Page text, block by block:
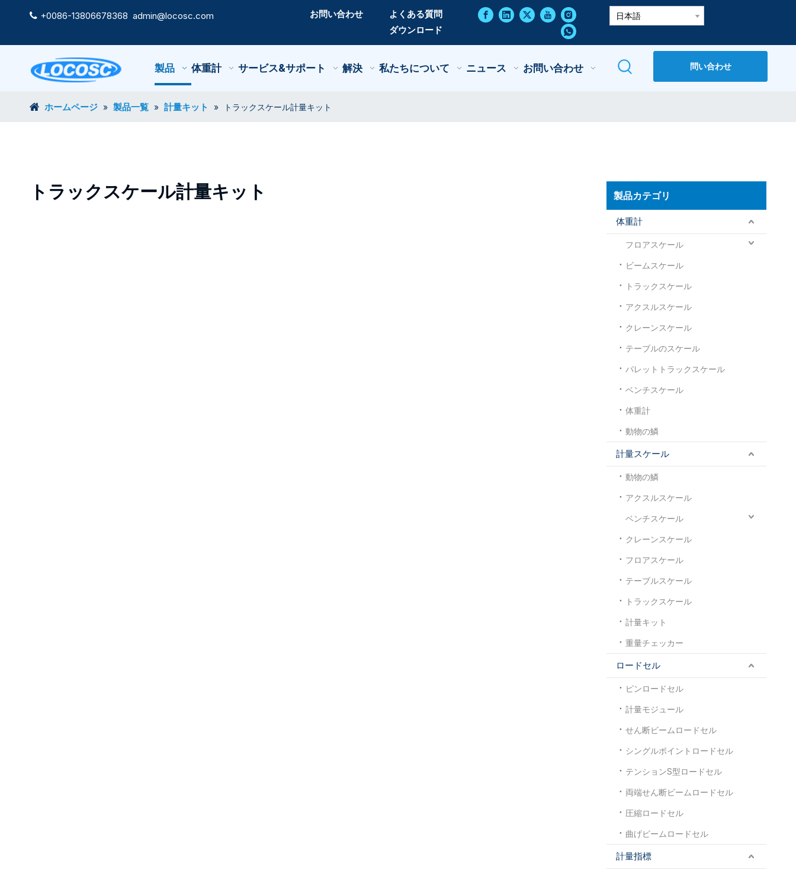
 +0086-13806678368 admin@locosc.com お問い合わせ
よくある質問
ダウンロード
日本語
製品 体重計 サービス&サポート 解決 私たちについて ニュース お問い合わせ 問い合わせ
ホームページ » 製品一覧 » 計量キット » トラックスケール計量キット
トラックスケール計量キット 製品カテゴリ
体重計
フロアスケール
ビームスケール
トラックスケール
アクスルスケール
クレーンスケール
テーブルのスケール
パレットトラックスケール
ベンチスケール
体重計
動物の鱗
計量スケール
動物の鱗
アクスルスケール
ベンチスケール
クレーンスケール
フロアスケール
テーブルスケール
トラックスケール
計量キット
重量チェッカー
ロードセル
ピンロードセル
計量モジュール
せん断ビームロードセル
シングルポイントロードセル
テンションS型ロードセル
両端せん断ビームロードセル
圧縮ロードセル
曲げビームロードセル
計量指標